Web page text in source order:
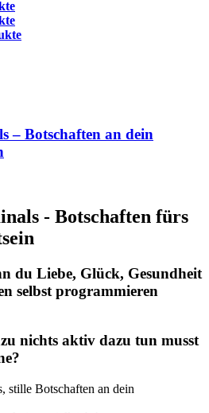
– Botschaften an dein
- Botschaften fürs
du Liebe, Glück, Gesundheit
selbst programmieren
nichts aktiv dazu tun musst
stille Botschaften an dein